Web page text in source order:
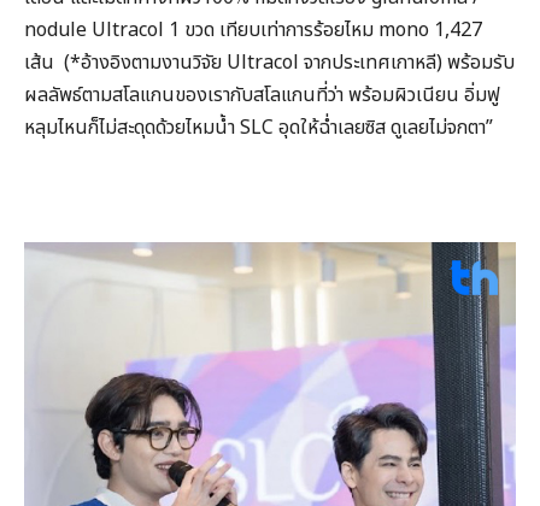
nodule Ultracol 1 ขวด เทียบเท่าการร้อยไหม mono 1,427
เส้น (*อ้างอิงตามงานวิจัย Ultracol จากประเทศเกาหลี) พร้อมรับ
ผลลัพธ์ตามสโลแกนของเรากับสโลแกนที่ว่า พร้อมผิวเนียน อิ่มฟู
หลุมไหนก็ไม่สะดุดด้วยไหมน้ำ SLC อุดให้ฉ่ำเลยซิส ดูเลยไม่จกตา”